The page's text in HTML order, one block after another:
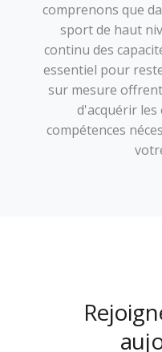
comprenons que
sport de haut
continu des
essentiel pour
sur mesure
d'acquérir les
compétences